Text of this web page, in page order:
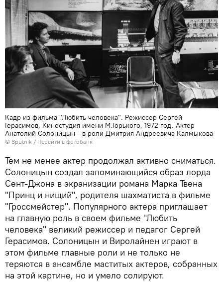
Кадр из фильма "Любить человека". Режиссер Сергей
Герасимов, Киностудия имени М.Горького, 1972 год. Актер
Анатолий Солоницын - в роли Дмитрия Андреевича Калмыкова
© Sputnik / Перейти в фотобанк
Тем не менее актер продолжал активно сниматься.
Солоницын создал запоминающийся образ лорда
Сент-Джона в экранизации романа Марка Твена
"Принц и нищий", родителя шахматиста в фильме
"Гроссмейстер". Популярного актера приглашает
на главную роль в своем фильме "Любить
человека" великий режиссер и педагог Сергей
Герасимов. Солоницын и Виролайнен играют в
этом фильме главные роли и не только не
теряются в ансамбле маститых актеров, собранных
на этой картине, но и умело солируют.